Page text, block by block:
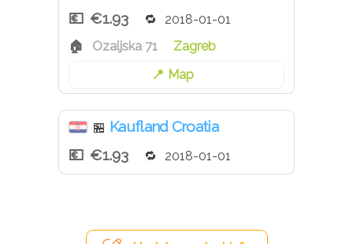
€1.93
2018-01-01
Ozaljska 71
Zagreb
Map
🏪 Kaufland Croatia
€1.93
2018-01-01